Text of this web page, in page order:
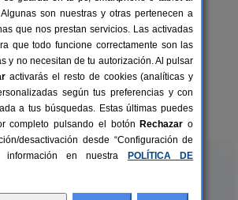
16+3 pers.
desde25 €
de Lucrecia
de Santiago (Toledo)
son nuestras y otras pertenecen a
que nos prestan servicios. Las activadas
que todo funcione correctamente son las
y no necesitan de tu autorización. Al pulsar
activarás el resto de cookies (analíticas y
según tus preferencias y con
a tus búsquedas. Estas últimas puedes
completo pulsando el botón Rechazar o
desactivación desde “Configuración de
información en nuestra
POLÍTICA DE